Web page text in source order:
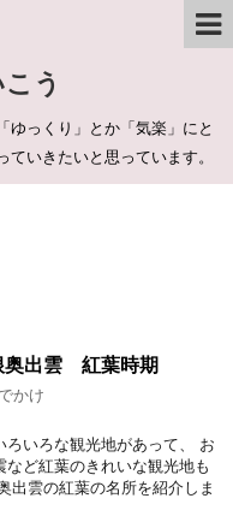
う
ゆっくり」とか「気楽」にと
いきたいと思っています。
出雲 紅葉時期
かけ
ろいろな観光地があって、 お
など紅葉のきれいな観光地も
出雲の紅葉の名所を紹介しま